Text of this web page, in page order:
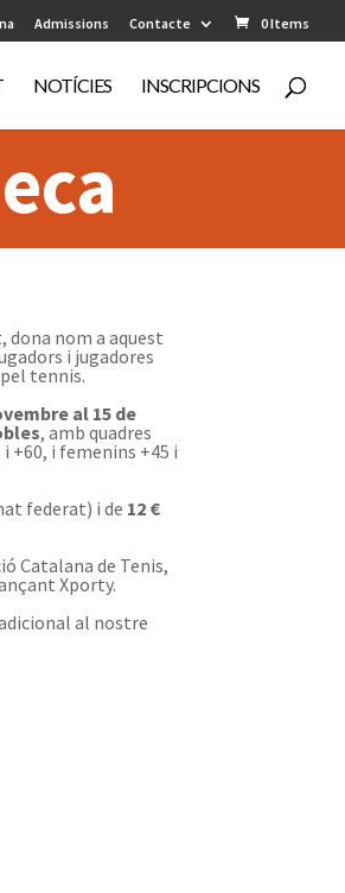
Admissions Contacte 0 Items
NOTÍCIES INSCRIPCIONS
dona nom a aquest
i jugadores
tennis.
al 15 de
, amb quadres
+60, i femenins +45 i
federat) i de 12 €
Catalana de Tenis,
Xporty.
al nostre